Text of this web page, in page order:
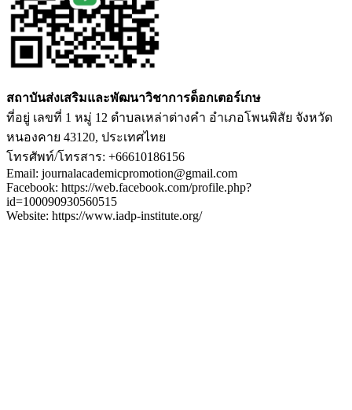
สถาบันส่งเสริมและพัฒนาวิชาการด็อกเตอร์เกษ
ที่อยู่ เลขที่ 1 หมู่ 12 ตำบลเหล่าต่างคำ อำเภอโพนพิสัย จังหวัด
หนองคาย 43120, ประเทศไทย
โทรศัพท์/โทรสาร: +66610186156
Email: journalacademicpromotion@gmail.com
Facebook: https://web.facebook.com/profile.php?
id=100090930560515
Website: https://www.iadp-institute.org/